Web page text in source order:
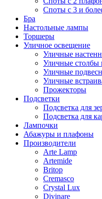
Споты с 3 и
Бра
Настольные лампы
Торшеры
Уличное освещение
Уличные
Уличные столбы
Уличные
Уличные
Прожекторы
Подсветки
Подсветка для
Подсветка для
Лампочки
Абажуры и плафоны
Производители
Arte Lamp
Artemide
Britop
Cremasco
Crystal Lux
Divinare